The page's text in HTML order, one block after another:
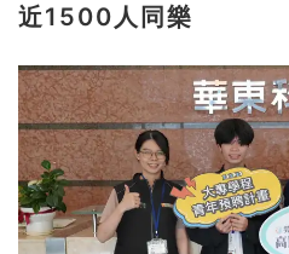
近1500人同樂